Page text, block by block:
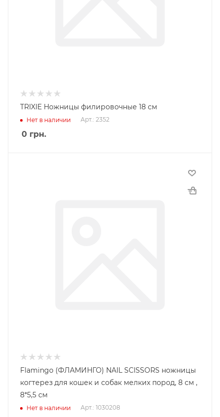
TRIXIE Ножницы филировочные 18 см
Нет в наличии Арт.: 2352
0 грн.
Flamingo (ФЛАМИНГО) NAIL SCISSORS ножницы
когтерез для кошек и собак мелких пород, 8 см ,
8*5,5 см
Нет в наличии Арт.: 1030208